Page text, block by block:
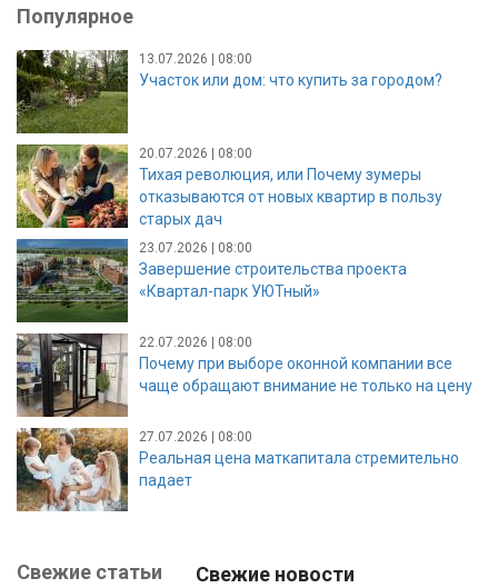
Популярное
13.07.2026 | 08:00
Участок или дом: что купить за городом?
20.07.2026 | 08:00
Тихая революция, или Почему зумеры
отказываются от новых квартир в пользу
старых дач
23.07.2026 | 08:00
Завершение строительства проекта
«Квартал-парк УЮТный»
22.07.2026 | 08:00
Почему при выборе оконной компании все
чаще обращают внимание не только на цену
27.07.2026 | 08:00
Реальная цена маткапитала стремительно
падает
Свежие статьи Свежие новости